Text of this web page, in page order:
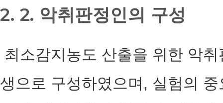
2. 2. 악취판정인의 구성
최소감지농도 산출을 위한 악
생으로 구성하였으며, 실험의